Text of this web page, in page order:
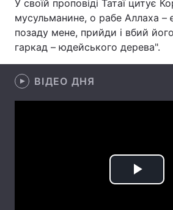
Спорт Наука
Техно і зв'язок Лайт
У своїй проповіді Татаї цитує
мусульманине, о рабе Аллаха –
позаду мене, прийди і вбий
гаркад – юдейського дерева".
ВІДЕО ДНЯ
Play